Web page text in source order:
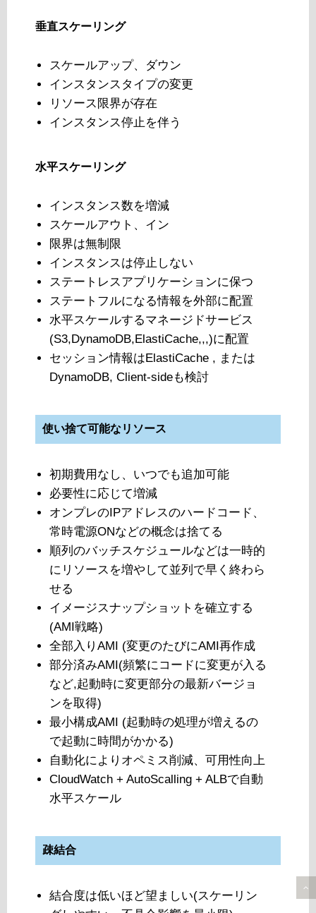
垂直スケーリング
スケールアップ、ダウン
インスタンスタイプの変更
リソース限界が存在
インスタンス停止を伴う
水平スケーリング
インスタンス数を増減
スケールアウト、イン
限界は無制限
インスタンスは停止しない
ステートレスアプリケーションに保つ
ステートフルになる情報を外部に配置
水平スケールするマネージドサービス
(S3,DynamoDB,ElastiCache,,,)に配置
セッション情報はElastiCache , または
DynamoDB, Client-sideも検討
使い捨て可能なリソース
初期費用なし、いつでも追加可能
必要性に応じて増減
オンプレのIPアドレスのハードコード、
常時電源ONなどの概念は捨てる
順列のバッチスケジュールなどは一時的
にリソースを増やして並列で早く終わら
せる
イメージスナップショットを確立する
(AMI戦略)
全部入りAMI (変更のたびにAMI再作成
部分済みAMI(頻繁にコードに変更が入る
など,起動時に変更部分の最新バージョ
ンを取得)
最小構成AMI (起動時の処理が増えるの
で起動に時間がかかる)
自動化によりオペミス削減、可用性向上
CloudWatch + AutoScalling + ALBで自動
水平スケール
疎結合
結合度は低いほど望ましい(スケーリン